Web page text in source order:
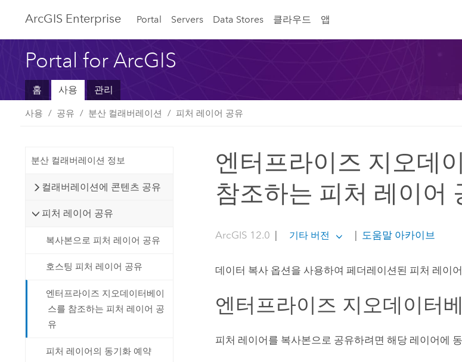
ArcGIS Enterprise Portal Servers Data Stores 클라우드 앱
Portal for ArcGIS
홈 사용 관리
사용 공유 분산 컬래버레이션 피처 레이어 공유
분산 컬래버레이션 정보
컬래버레이션에 콘텐츠 공유
피처 레이어 공유
복사본으로 피처 레이어 공유
호스팅 피처 레이어 공유
엔터프라이즈 지오데이터베이
스를 참조하는 피처 레이어 공
유
피처 레이어의 동기화 예약
엔터프라이즈 지오데
참조하는 피처 레이어
ArcGIS 12.0 | 기타 버전 | 도움말 아카이브
데이터 복사 옵션을 사용하여 페더레이션된 피처 레이
엔터프라이즈 지오데이터
피처 레이어를 복사본으로 공유하려면 해당 레이어에